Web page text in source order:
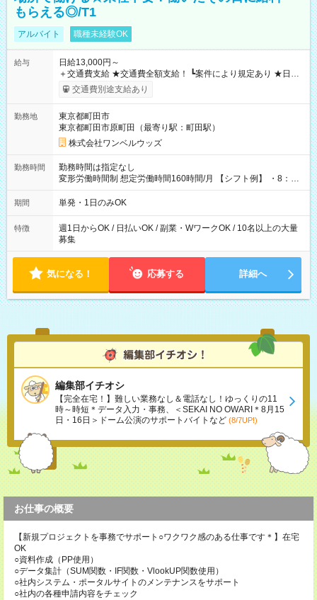
もらえる◎/T1
アルバイト 職種未経験OK
給与
日給13,000円～
＋交通費支給 ★交通費全額支給！ ┗案件により規定あり ★日払
いOK！（規定あり） ┗働いたその日に現金GET♪ お仕事後はコ
ンビニATMから 日払い分を引き落とせます！ 【試用期間】試
交通費別途支給あり
勤務地
東京都町田市
東京都町田市原町田（最寄り駅：町田駅）
株式会社ワンベルウッズ
勤務時間
勤務時間は指定なし
変形労働時間制 想定労働時間160時間/月 【シフト例】 ・8：00
～21：00
期間 単発・1日のみOK
特徴
週1日からOK / 日払いOK / 副業・WワークOK / 10名以上の大量
募集
気になる！ 応募する 詳細へ
編集部イチオシ
【完全在宅！】難しい業務なし＆電話なし！ゆっくりの11
時～時短＊データ入力・事務、＜SEKAI NO OWARI＊8月15
日・16日＞ドーム公演のサポートバイトなど (8/7UP!)
お仕事の概要
【新規プロジェクトを事務でサポート○ワクワク感のある仕事です＊】在宅
OK
○資料作成（PP使用）
○データ集計（SUM関数・IF関数・VlookUP関数使用）
○社内システム・ポータルサイトのメンテナンスをサポート
○社内の各種申請内容をチェック